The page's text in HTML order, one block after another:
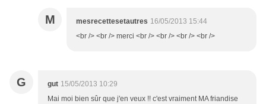
M mesrecettesetautres 16/05/2013 15:44
<br /> <br /> merci <br /> <br /> <br /> <br />
G gut 15/05/2013 10:29
Mai moi bien sûr que j'en veux !! c'est vraiment MA friandise